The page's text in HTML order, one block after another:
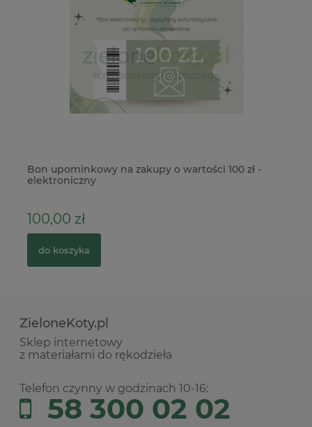
Bon upominkowy na zakupy o wartości 100 zł -
elektroniczny
100,00 zł
do koszyka
ZieloneKoty.pl
Sklep internetowy
z materiałami do rękodzieła
Telefon czynny w godzinach 10-16:
58 300 02 02